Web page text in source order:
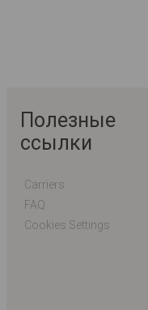
Полезные
ссылки
Carriers
FAQ
Cookies Settings